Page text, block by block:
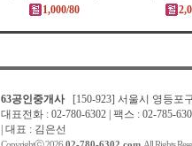
1,000/80
63공인중개사[150-923] 서울시 영등포
대표전화 : 02-780-6302 | 팩스 : 02-785-
| 대표 : 김은선